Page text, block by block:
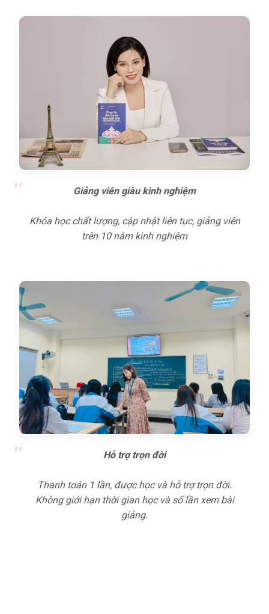
Giảng viên giàu kinh nghiệm
Khóa học chất lượng, cập nhật liên tục, giảng viên
trên 10 năm kinh nghiệm
Hỗ trợ trọn đời
Thanh toán 1 lần, được học và hỗ trợ trọn đời.
Không giới hạn thời gian học và số lần xem bài
giảng.